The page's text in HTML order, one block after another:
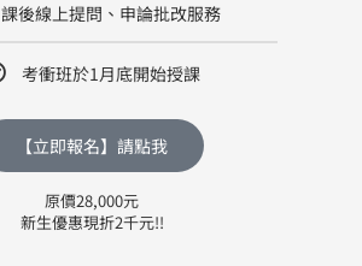
課後線上提問、申論批改服務
考衝班於1月底開始授課
【立即報名】請點我
原價28,000元
新生優惠現折2千元!!